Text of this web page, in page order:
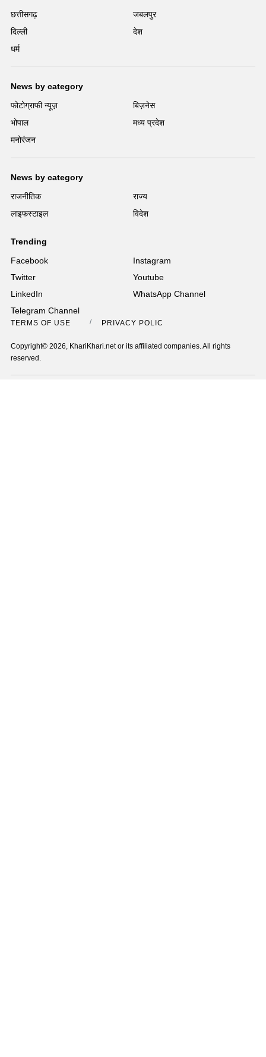
छत्तीसगढ़
जबलपुर
दिल्ली
देश
धर्म
News by category
फोटोग्राफी न्यूज़
बिज़नेस
भोपाल
मध्य प्रदेश
मनोरंजन
News by category
राजनीतिक
राज्य
लाइफस्टाइल
विदेश
Trending
Facebook
Instagram
Twitter
Youtube
LinkedIn
WhatsApp Channel
Telegram Channel
TERMS OF USE PRIVACY POLICY
Copyright© 2026, KhariKhari.net or its affiliated companies. All rights
reserved.